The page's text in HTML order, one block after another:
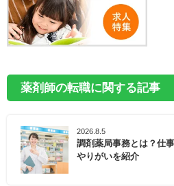
薬剤師の転職に関する記事
2026.8.5
調剤薬局事務とは？仕
やりがいを紹介